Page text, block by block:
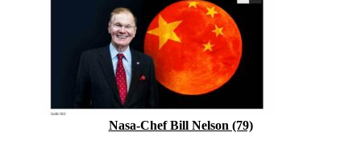
Nasa-Chef Bill Nelson (79)